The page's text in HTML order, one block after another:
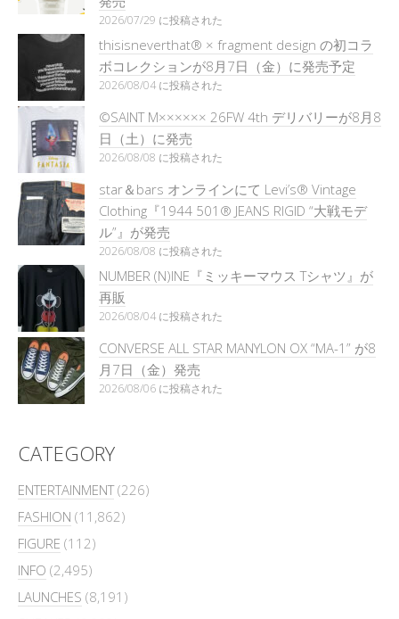
2026/07/29 に投稿された
thisisneverthat® × fragment design の初コラ
ボコレクションが8月7日（金）に発売予定
2026/08/04 に投稿された
©SAINT M×××××× 26FW 4th デリバリーが8月8
日（土）に発売
2026/08/08 に投稿された
star＆bars オンラインにて Levi’s® Vintage
Clothing『1944 501® JEANS RIGID “大戦モデ
ル”』が発売
2026/08/08 に投稿された
NUMBER (N)INE『ミッキーマウス Tシャツ』が
再販
2026/08/04 に投稿された
CONVERSE ALL STAR MANYLON OX “MA-1” が8
月7日（金）発売
2026/08/06 に投稿された
CATEGORY
ENTERTAINMENT(226)
FASHION (11,862)
FIGURE (112)
INFO (2,495)
LAUNCHES (8,191)